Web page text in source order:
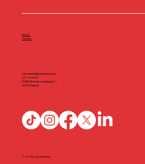
secretariat@spiroubasket.be
071/20.60.40
DÔME | Rue des olympiades 2,
6000 Charleroi
Home
Contact
© 2024 by Spirou Basket